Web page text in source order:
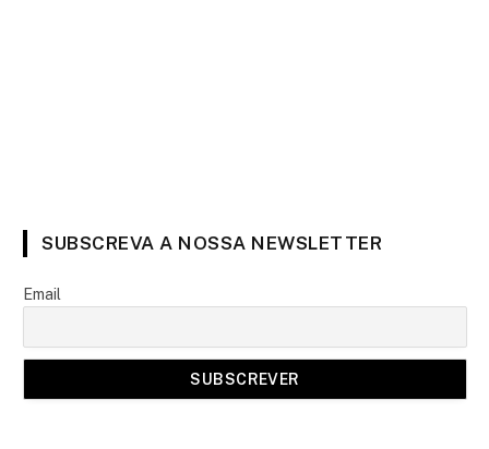
SUBSCREVA A NOSSA NEWSLETTER
Email